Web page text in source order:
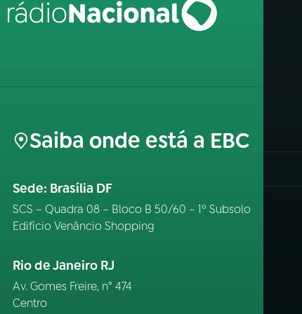
Saiba onde está a EBC
Sede: Brasília DF
SCS – Quadra 08 – Bloco B 50/60 – 1º Subsolo
Edifício Venâncio Shopping
Rio de Janeiro RJ
Av. Gomes Freire, n° 474
Centro